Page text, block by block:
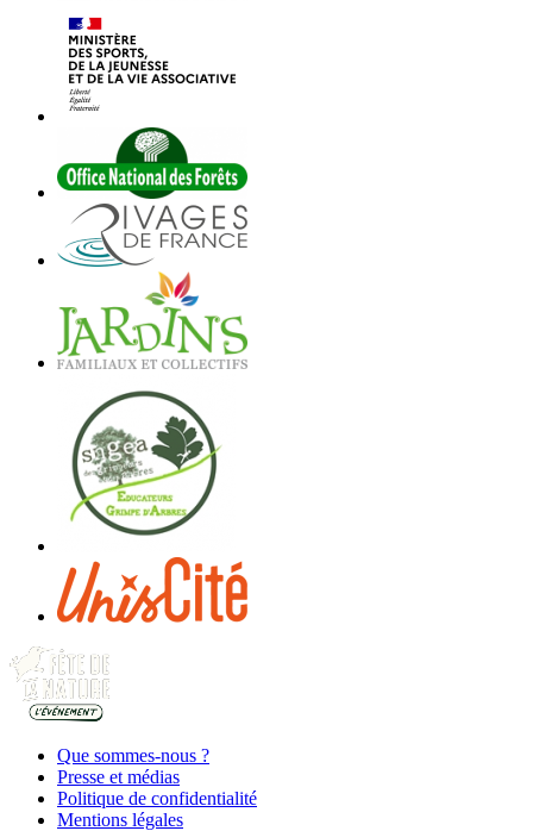
Que sommes-nous ?
Presse et médias
Politique de confidentialité
Mentions légales